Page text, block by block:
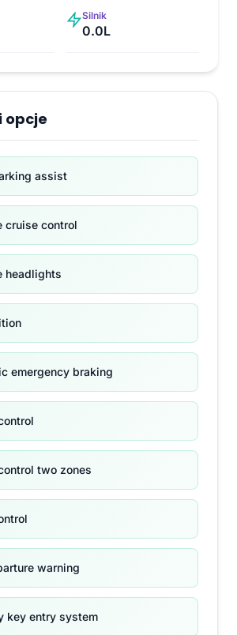
Silnik
0.0L
opcje
assist
cruise control
headlights
emergency braking
two zones
warning
key entry system